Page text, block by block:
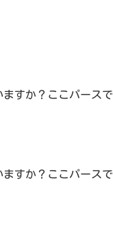
すか？ここパース
すか？ここパース